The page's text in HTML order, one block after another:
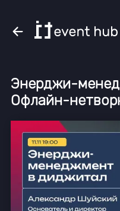
Энерджи-
Офлайн-